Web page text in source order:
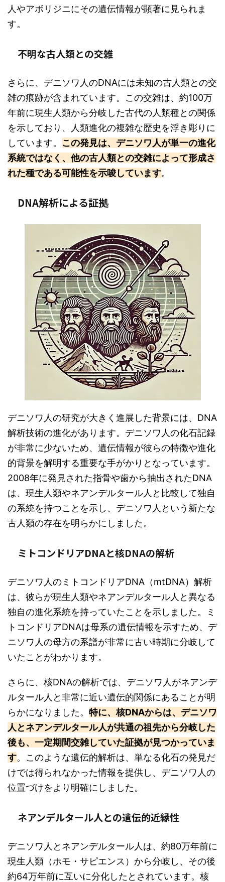
人やアボリジニにその遺伝情報が顕著に見られま
す。
不明な古人類との交雑
さらに、デニソワ人のDNAには未知の古人類との交
雑の痕跡が含まれています。この交雑は、約100万
年前に現生人類から分岐した古代の人類種との関係
を示しており、人類進化の複雑な歴史を浮き彫りに
しています。 この発見は、デニソワ人が単一の進化
系統ではなく、他の古人類との交雑によって形成さ
れた種である可能性を示唆しています。
DNA解析による証拠
デニソワ人の研究が大きく進展した背景には、DNA
解析技術の進化があります。デニソワ人の化石記録
が非常に少ないため、遺伝情報が彼らの特徴や進化
的背景を解明する重要な手がかりとなっています。
2008年に発見された指骨や歯から抽出されたDNA
は、現生人類やネアンデルタール人と比較して独自
の系統を持つことを示し、デニソワ人という新たな
古人類の存在を明らかにしました。
ミトコンドリアDNAと核DNAの解析
デニソワ人のミトコンドリアDNA（mtDNA）解析
は、彼らが現生人類やネアンデルタール人と異なる
独自の進化系統を持っていたことを示しました。ミ
トコンドリアDNAは母系の遺伝情報を示すため、デ
ニソワ人の母方の系譜が非常に古い時期に分岐して
いたことがわかります。
さらに、核DNAの解析では、デニソワ人がネアンデ
ルタール人と非常に近い遺伝的関係にあることが明
らかになりました。 特に、核DNAからは、デニソワ
人とネアンデルタール人が共通の祖先から分岐した
後も、一定期間交雑していた証拠が見つかっていま
す。このような遺伝的解析は、単なる化石の発見だ
けでは得られなかった情報を提供し、デニソワ人の
位置づけをより明確にしました。
ネアンデルタール人との遺伝的近縁性
デニソワ人とネアンデルタール人は、約80万年前に
現生人類（ホモ・サピエンス）から分岐し、その後
約64万年前に互いに分化したとされています。核